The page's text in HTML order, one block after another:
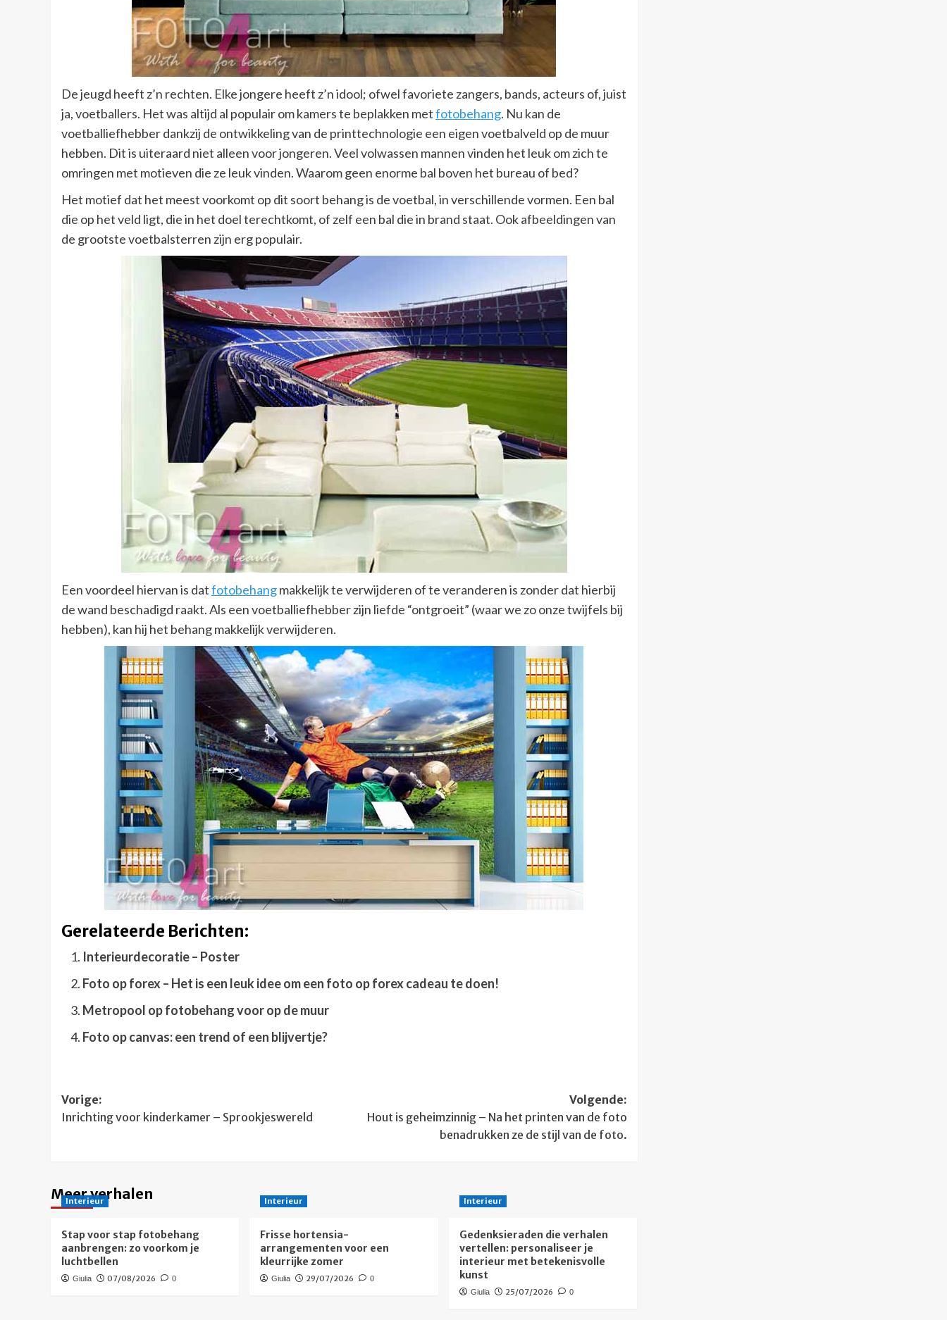
De jeugd heeft z’n rechten. Elke jongere heeft z’n idool; ofwel favoriete zangers, bands, acteurs of, juist
ja, voetballers. Het was altijd al populair om kamers te beplakken metfotobehang. Nu kan de
voetballiefhebber dankzij de ontwikkeling van de printtechnologie een eigen voetbalveld op de muur
hebben. Dit is uiteraard niet alleen voor jongeren. Veel volwassen mannen vinden het leuk om zich te
omringen met motieven die ze leuk vinden. Waarom geen enorme bal boven het bureau of bed?
Het motief dat het meest voorkomt op dit soort behang is de voetbal, in verschillende vormen. Een bal
die op het veld ligt, die in het doel terechtkomt, of zelf een bal die in brand staat. Ook afbeeldingen van
de grootste voetbalsterren zijn erg populair.
Een voordeel hiervan is datfotobehangmakkelijk te verwijderen of te veranderen is zonder dat hierbij
de wand beschadigd raakt. Als een voetballiefhebber zijn liefde “ontgroeit” (waar we zo onze twijfels bij
hebben), kan hij het behang makkelijk verwijderen.
Gerelateerde Berichten:
Interieurdecoratie – Poster
Foto op forex – Het is een leuk idee om een foto op forex cadeau te doen!
Metropool op fotobehang voor op de muur
Foto op canvas: een trend of een blijvertje?
Bericht
navigatie
Vorige:
Inrichting voor kinderkamer – Sprookjeswereld
Volgende:
Hout is geheimzinnig – Na het printen van de foto
benadrukken ze de stijl van de foto.
Meer verhalen
Interieur
Stap voor stap fotobehang
aanbrengen: zo voorkom je
luchtbellen
Giulia 07/08/2026 0
Interieur
Frisse hortensia-
arrangementen voor een
kleurrijke zomer
Giulia 29/07/2026 0
Interieur
Gedenksieraden die verhalen
vertellen: personaliseer je
interieur met betekenisvolle
kunst
Giulia 25/07/2026 0